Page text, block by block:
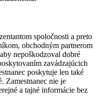
spoločnosti a preto
obchodným partnerom
nepoškodzoval dobré
zavádzajúcich
poskytuje len také
Zamestnanec nie je
a tajné informácie bez